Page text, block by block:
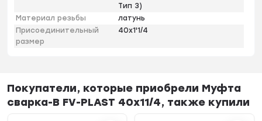
Тип 3)
Материал резьбы
латунь
Присоединительный
размер
40х1'1/4
Покупатели, которые приобрели Муфта
сварка-В FV-PLAST 40х11/4, также купили